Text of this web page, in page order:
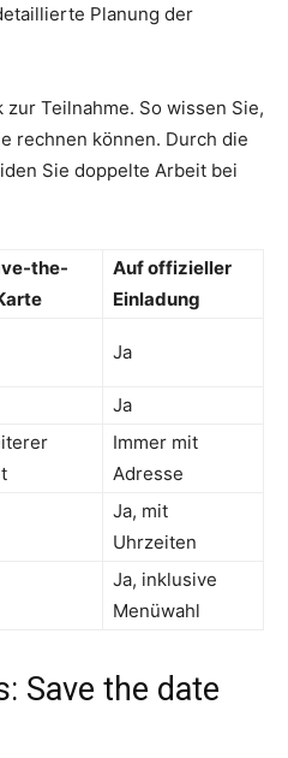
Planung der
Teilnahme. So wissen Sie,
rechnen können. Durch die
Sie doppelte Arbeit bei
the-
Auf offizieller
Einladung
Ja
Ja
Immer mit
Adresse
Ja, mit
Uhrzeiten
Ja, inklusive
Menüwahl
Save the date